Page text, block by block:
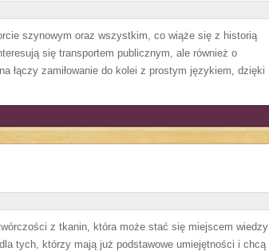
szynowym oraz wszystkim, co wiąże się z historią
się transportem publicznym, ale również o
łączy zamiłowanie do kolei z prostym językiem, dzięki
z tkanin, która może stać się miejscem wiedzy
tych, którzy mają już podstawowe umiejętności i chcą